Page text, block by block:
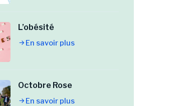
L’obésité
En savoir plus
Octobre Rose
En savoir plus